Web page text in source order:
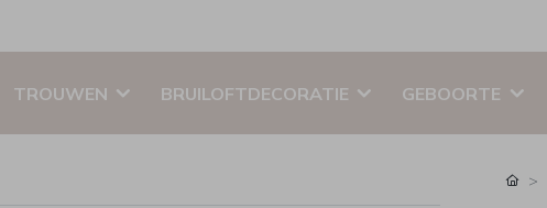
TROUWEN BRUILOFTDECORATIE GEBOORTE